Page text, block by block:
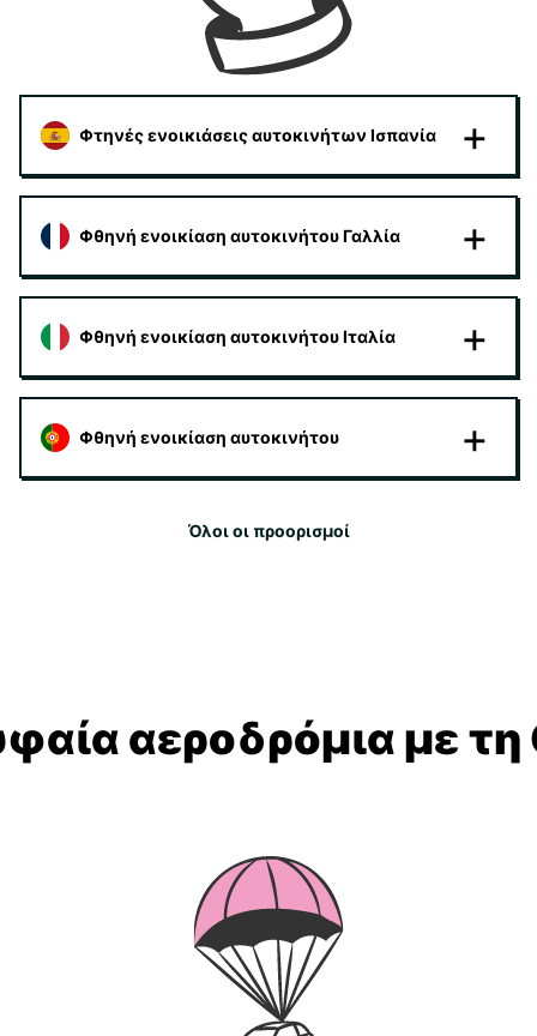
Φτηνές ενοικιάσεις αυτοκινήτων Ισπανία
Φθηνή ενοικίαση αυτοκινήτου Γαλλία
Φθηνή ενοικίαση αυτοκινήτου Ιταλία
Φθηνή ενοικίαση αυτοκινήτου
Όλοι οι προορισμοί
αεροδρόμια με τη